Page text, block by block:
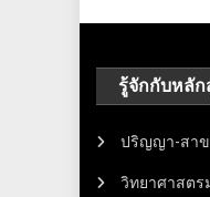
รู้จักกับหลัก
ปริญญา-สา
วิทยาศาสต